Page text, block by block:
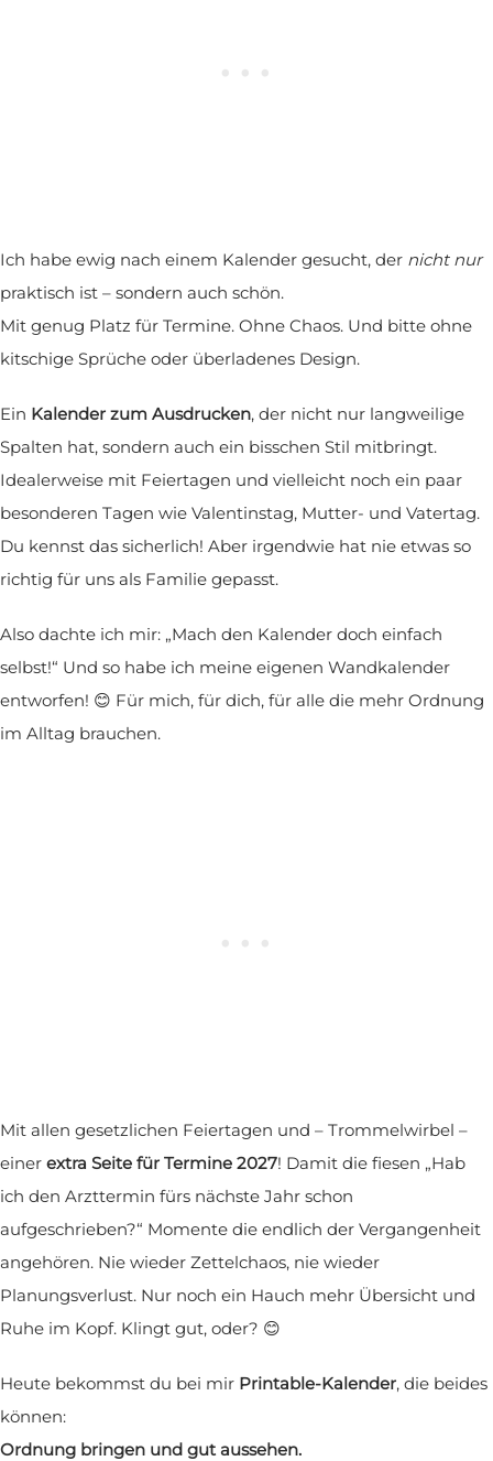
Ich habe ewig nach einem Kalender gesucht, der nicht nur
praktisch ist – sondern auch schön.
Mit genug Platz für Termine. Ohne Chaos. Und bitte ohne
kitschige Sprüche oder überladenes Design.
Ein Kalender zum Ausdrucken, der nicht nur langweilige
Spalten hat, sondern auch ein bisschen Stil mitbringt.
Idealerweise mit Feiertagen und vielleicht noch ein paar
besonderen Tagen wie Valentinstag, Mutter- und Vatertag.
Du kennst das sicherlich! Aber irgendwie hat nie etwas so
richtig für uns als Familie gepasst.
Also dachte ich mir: „Mach den Kalender doch einfach
selbst!“ Und so habe ich meine eigenen Wandkalender
entworfen! 😊 Für mich, für dich, für alle die mehr Ordnung
im Alltag brauchen.
Mit allen gesetzlichen Feiertagen und – Trommelwirbel –
einer extra Seite für Termine 2027! Damit die fiesen „Hab
ich den Arzttermin fürs nächste Jahr schon
aufgeschrieben?“ Momente die endlich der Vergangenheit
angehören. Nie wieder Zettelchaos, nie wieder
Planungsverlust. Nur noch ein Hauch mehr Übersicht und
Ruhe im Kopf. Klingt gut, oder? 😊
Heute bekommst du bei mir Printable-Kalender, die beides
können:
Ordnung bringen und gut aussehen.